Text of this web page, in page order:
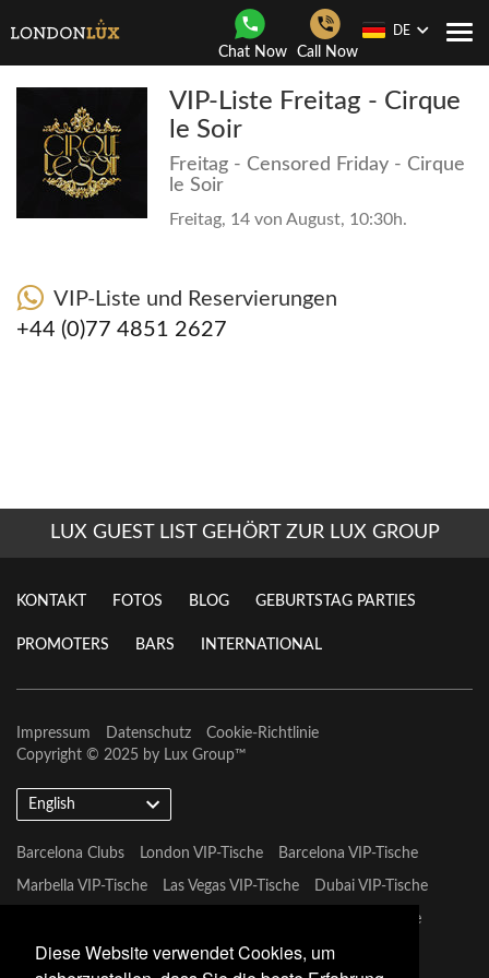
Diese Website verwendet Cookies, um
Chat Now Call Now
DE
VIP-Liste Freitag - Cirque
le Soir
Freitag - Censored Friday - Cirque
le Soir
Freitag, 14 von August, 10:30h.
VIP-Liste und Reservierungen
+44 (0)77 4851 2627
LUX GUEST LIST GEHÖRT ZUR LUX GROUP
KONTAKT FOTOS BLOG GEBURTSTAG PARTIES
PROMOTERS BARS INTERNATIONAL
Impressum Datenschutz
Cookie-Richtlinie
Copyright © 2025 by Lux Group™
English
Barcelona Clubs London VIP-Tische Barcelona VIP-Tische
Marbella VIP-Tische Las Vegas VIP-Tische Dubai VIP-Tische
Mykonos VIP-Tische
Tulum VIP-Tische